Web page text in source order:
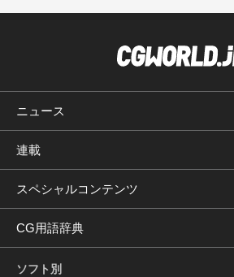
ニュース
連載
スペシャルコンテンツ
CG用語辞典
ソフト別